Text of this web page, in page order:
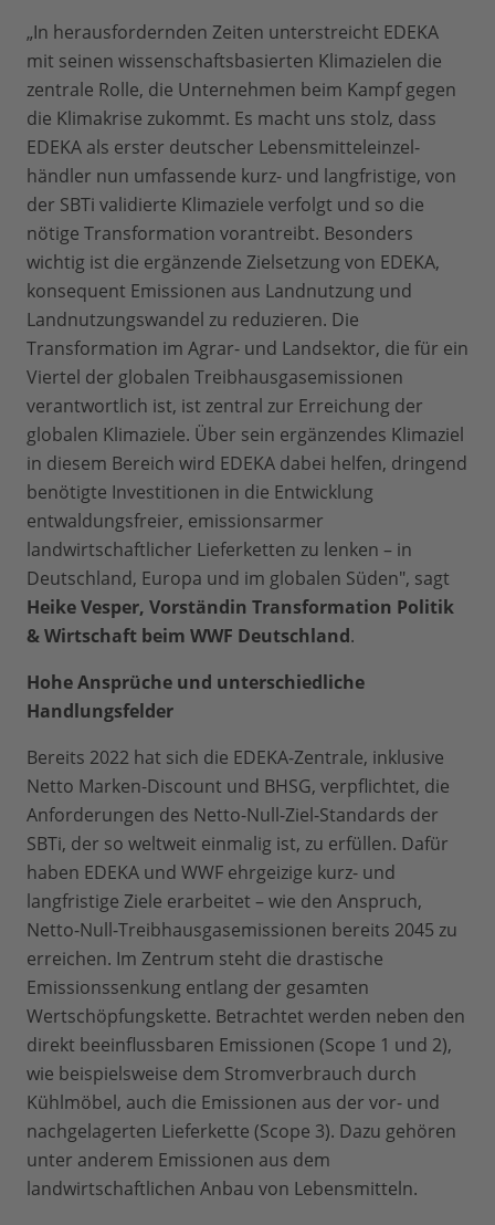
„In herausfordernden Zeiten unterstreicht EDEKA
mit seinen wissenschaftsbasierten Klimazielen die
zentrale Rolle, die Unternehmen beim Kampf gegen
die Klimakrise zukommt. Es macht uns stolz, dass
EDEKA als erster deutscher Lebensmitteleinzel­
händler nun umfassende kurz- und langfristige, von
der SBTi validierte Klimaziele ver­folgt und so die
nötige Transformation vorantreibt. Besonders
wichtig ist die ergänzende Zielsetzung von EDEKA,
konsequent Emissionen aus Landnutzung und
Landnutzungswandel zu reduzieren. Die
Transformation im Agrar- und Landsektor, die für ein
Viertel der globalen Treibhausgasemissionen
verantwortlich ist, ist zentral zur Erreichung der
globalen Klimaziele. Über sein ergänzendes Klimaziel
in diesem Be­reich wird EDEKA dabei helfen, dringend
benötigte Investitionen in die Entwicklung
entwaldungsfreier, emissionsarmer
landwirtschaftlicher Lieferketten zu lenken – in
Deutschland, Europa und im globalen Süden", sagt
Heike Vesper, Vorständin Transformation Politik
& Wirtschaft beim WWF Deutschland.
Hohe Ansprüche und unterschiedliche
Handlungsfelder
Bereits 2022 hat sich die EDEKA-Zentrale, inklusive
Netto Marken-Discount und BHSG, verpflichtet, die
Anforderungen des Netto-Null-Ziel-Standards der
SBTi, der so weltweit einmalig ist, zu erfüllen. Dafür
haben EDEKA und WWF ehrgeizige kurz- und
langfristige Ziele erarbeitet – wie den Anspruch,
Netto-Null-Treibhausgasemissionen bereits 2045 zu
erreichen. Im Zentrum steht die drastische
Emissionssenkung entlang der gesamten
Wertschöpfungskette. Betrachtet werden neben den
direkt beeinflussbaren Emissionen (Scope 1 und 2),
wie beispielsweise dem Stromverbrauch durch
Kühlmöbel, auch die Emissionen aus der vor- und
nachgelagerten Lieferkette (Scope 3). Dazu gehören
unter anderem Emissionen aus dem
landwirtschaftlichen Anbau von Lebensmitteln.